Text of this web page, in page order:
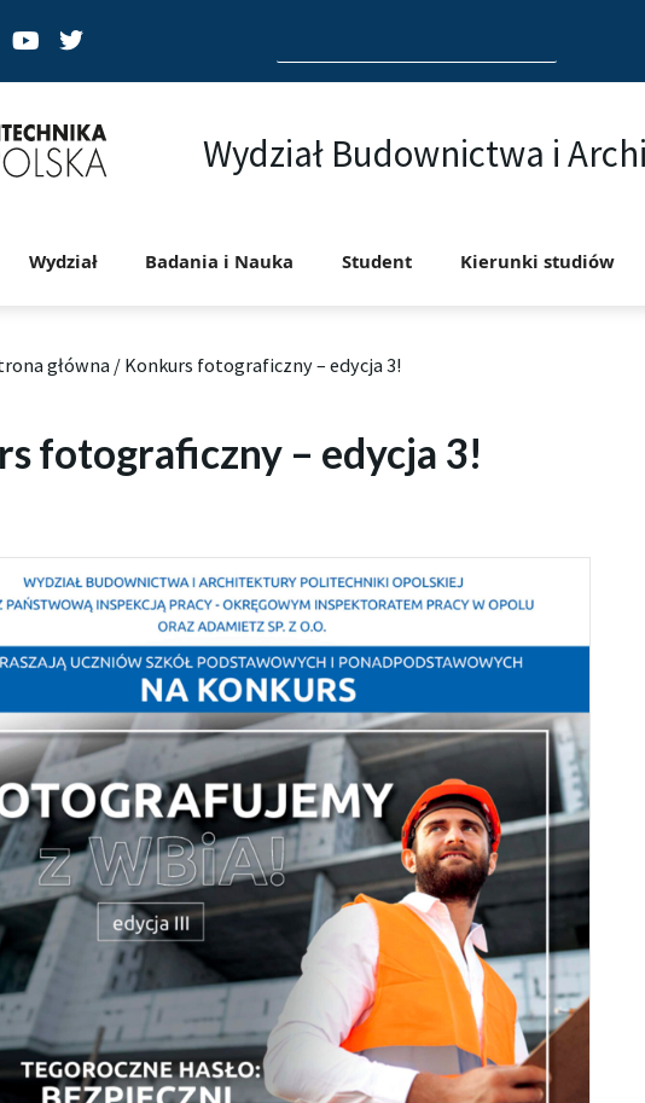
YoutubeTwitter
for:
Wydział Budownictwa i
Wydział Badania i Nauka Student Kierunki studiów
główna / Konkurs fotograficzny – edycja 3!
fotograficzny – edycja 3!